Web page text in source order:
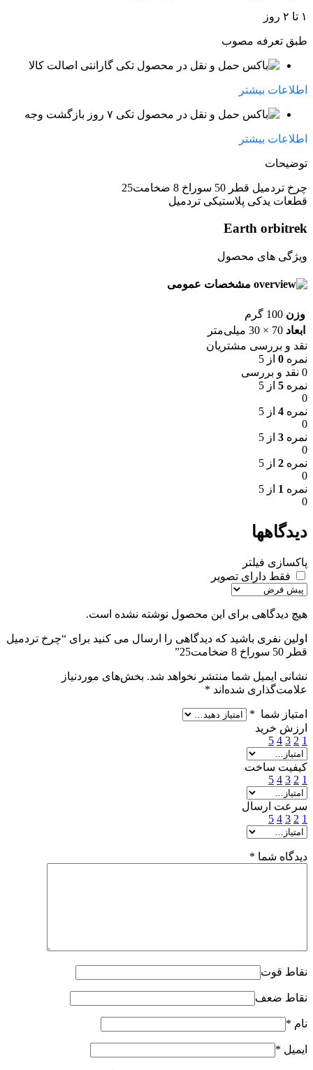
۱ تا ۲ روز
طبق تعرفه مصوب
گارانتی اصالت کالا
اطلاعات بیشتر
۷ روز بازگشت وجه
اطلاعات بیشتر
توضیحات
چرخ تردمیل قطر 50 سوراخ 8 ضخامت25
قطعات یدکی پلاستیکی تردمیل
Earth orbitrek
ویژگی های محصول
مشخصات عمومی
وزن 100 گرم
ابعاد 70 × 30 میلی‌متر
نقد و بررسی مشتریان
نمره 0 از 5
0 نقد و بررسی
نمره 5 از 5
0
نمره 4 از 5
0
نمره 3 از 5
0
نمره 2 از 5
0
نمره 1 از 5
0
دیدگاهها
پاکسازی فیلتر
فقط دارای تصویر
هیچ دیدگاهی برای این محصول نوشته نشده است.
اولین نفری باشید که دیدگاهی را ارسال می کنید برای “چرخ تردمیل
قطر 50 سوراخ 8 ضخامت25”
نشانی ایمیل شما منتشر نخواهد شد. بخش‌های موردنیاز
علامت‌گذاری شده‌اند *
امتیاز شما *
ارزش خرید
1
2
3
4
5
کیفیت ساخت
1
2
3
4
5
سرعت ارسال
1
2
3
4
5
دیدگاه شما *
نقاط قوت
نقاط ضعف
نام *
ایمیل *